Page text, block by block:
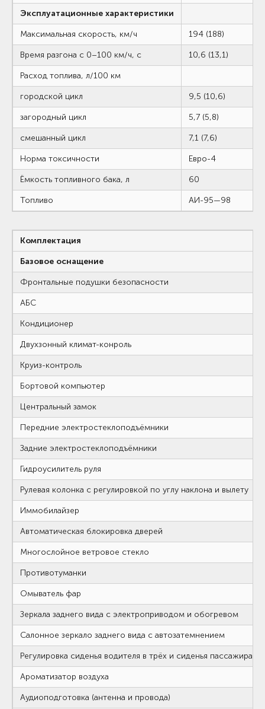
Эксплуатационные характеристики
Максимальная скорость, км/ч 194 (188)
Время разгона с 0–100 км/ч, с 10,6 (13,1)
Расход топлива, л/100 км
городской цикл 9,5 (10,6)
загородный цикл 5,7 (5,8)
смешанный цикл 7,1 (7,6)
Норма токсичности Евро-4
Ёмкость топливного бака, л 60
Топливо АИ-95—98
Комплектация
Базовое оснащение
Фронтальные подушки безопасности
АБС
Кондиционер
Двухзонный климат-конроль
Круиз-контроль
Бортовой компьютер
Центральный замок
Передние электростеклоподъёмники
Задние электростеклоподъёмники
Гидроусилитель руля
Рулевая колонка с регулировкой по углу наклона и вылету
Иммобилайзер
Автоматическая блокировка дверей
Многослойное ветровое стекло
Противотуманки
Омыватель фар
Зеркала заднего вида с электроприводом и обогревом
Салонное зеркало заднего вида с автозатемнением
Регулировка сиденья водителя в трёх и сиденья пассажира в
Ароматизатор воздуха
Аудиоподготовка (антенна и провода)